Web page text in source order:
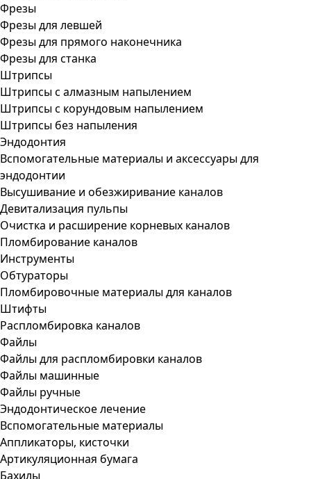
Фрезы
Фрезы для левшей
Фрезы для прямого наконечника
Фрезы для станка
Штрипсы
Штрипсы c алмазным напылением
Штрипсы c корундовым напылением
Штрипсы без напыления
Эндодонтия
Вспомогательные материалы и аксессуары для
эндодонтии
Высушивание и обезжиривание каналов
Девитализация пульпы
Очистка и расширение корневых каналов
Пломбирование каналов
Инструменты
Обтураторы
Пломбировочные материалы для каналов
Штифты
Распломбировка каналов
Файлы
Файлы для распломбировки каналов
Файлы машинные
Файлы ручные
Эндодонтическое лечение
Вспомогательные материалы
Аппликаторы, кисточки
Артикуляционная бумага
Бахилы